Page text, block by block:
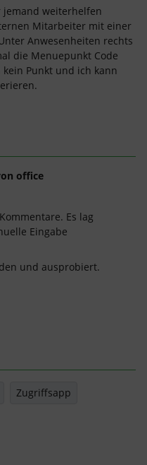
weiterhelfen
Mitarbeiter mit einer
Anwesenheiten rechts
die Menuepunkt Code
Punkt und ich kann
office
Es lag
Eingabe
und ausprobiert.
Zugriffsapp